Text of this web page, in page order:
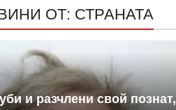
ОТ: СТРАНАТА
и разчлени свой познат,